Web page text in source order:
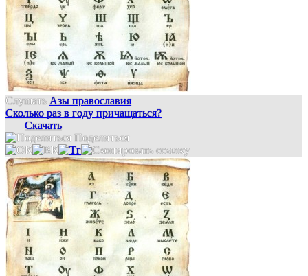
Слушать Азы православия
Сколько раз в году причащаться?
Скачать
Поделиться